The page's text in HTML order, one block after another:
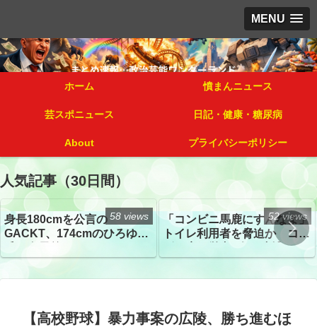
MENU
ホーム 憤まんニュース
芸スポニュース 日記・健康・糖尿病
About プライバシーポリシー
人気記事（30日間）
身長180cmを公言の
GACKT、174cmのひろゆき
トざわつき イベントでの写
真が話題
58 views
「コンビニ馬鹿にすんなよ」
トイレ利用者を脅迫か コン
52 views
【高校野球】暴力事案の広陵、勝ち進むほ